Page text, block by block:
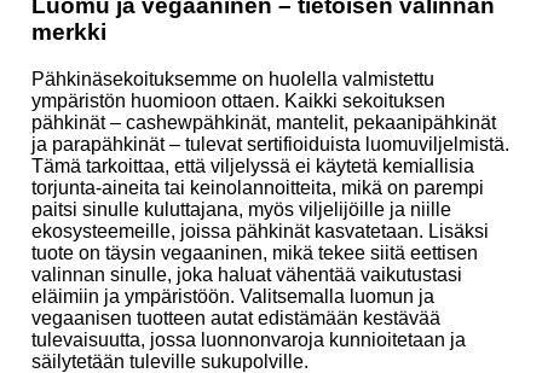
Luomu ja vegaaninen – tietoisen valinnan
merkki
Pähkinäsekoituksemme on huolella valmistettu
ympäristön huomioon ottaen. Kaikki sekoituksen
pähkinät – cashewpähkinät, mantelit, pekaanipähkinät
ja parapähkinät – tulevat sertifioiduista luomuviljelmistä.
Tämä tarkoittaa, että viljelyssä ei käytetä kemiallisia
torjunta-aineita tai keinolannoitteita, mikä on parempi
paitsi sinulle kuluttajana, myös viljelijöille ja niille
ekosysteemeille, joissa pähkinät kasvatetaan. Lisäksi
tuote on täysin vegaaninen, mikä tekee siitä eettisen
valinnan sinulle, joka haluat vähentää vaikutustasi
eläimiin ja ympäristöön. Valitsemalla luomun ja
vegaanisen tuotteen autat edistämään kestävää
tulevaisuutta, jossa luonnonvaroja kunnioitetaan ja
säilytetään tuleville sukupolville.